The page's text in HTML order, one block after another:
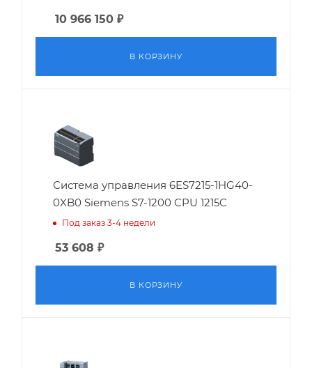
10 966 150 ₽
В КОРЗИНУ
Система управления 6ES7215-1HG40-
0XB0 Siemens S7-1200 CPU 1215C
Под заказ 3-4 недели
53 608 ₽
В КОРЗИНУ